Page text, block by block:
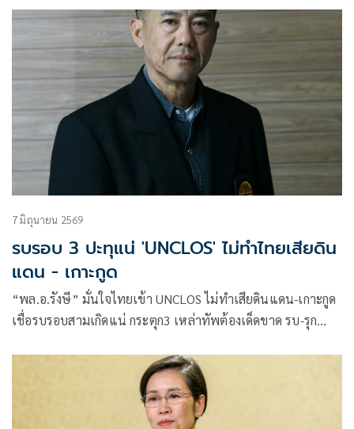
ออสเตรเลียกับกรณีไทย-กัมพูชา : ใครเหมือนใคร?
7 มิถุนายน 2569
รบรอบ 3 ปะทุแน่ 'UNCLOS' ไม่ทำไทยเสียดิน
แดน - เกาะกูด
“พล.อ.รังษี” มั่นใจไทยเข้า UNCLOS ไม่ทำเสียดินแดน-เกาะกูด
เชื่อรบรอบสามเกิดแน่ กระตุก3 เหล่าทัพต้องเด็ดขาด รบ-รุก